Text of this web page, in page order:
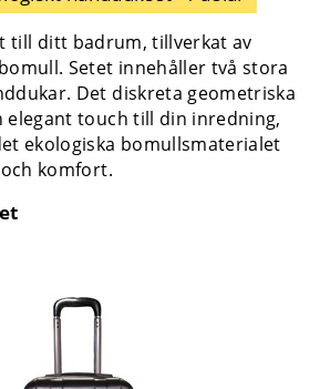
till ditt badrum, tillverkat av
Setet innehåller två stora
Det diskreta geometriska
elegant touch till din inredning,
ekologiska bomullsmaterialet
komfort.